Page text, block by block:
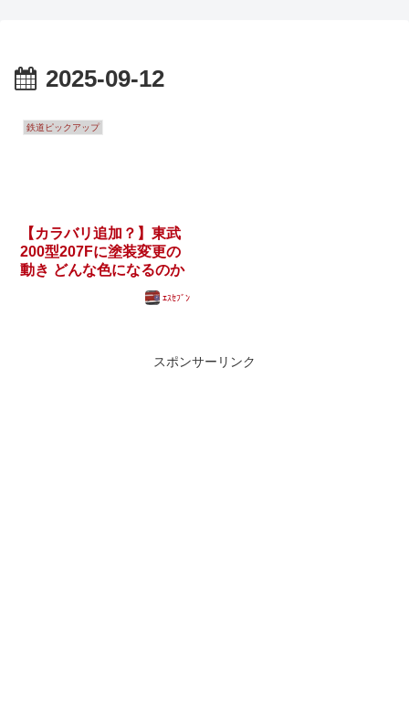
2025-09-12
鉄道ピックアップ
【カラバリ追加？】東武
200型207Fに塗装変更の
動き どんな色になるのか
ｴｽｾﾌﾞﾝ
スポンサーリンク